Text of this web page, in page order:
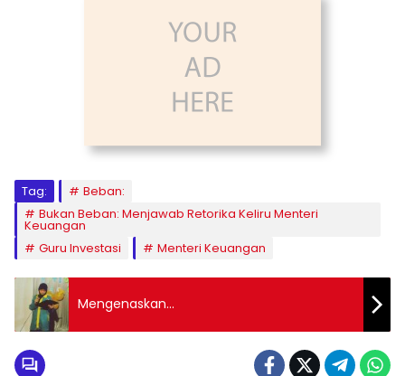
Tag:
Beban:
Bukan Beban: Menjawab Retorika Keliru Menteri
Keuangan
Guru Investasi
Menteri Keuangan
Mengenaskan…